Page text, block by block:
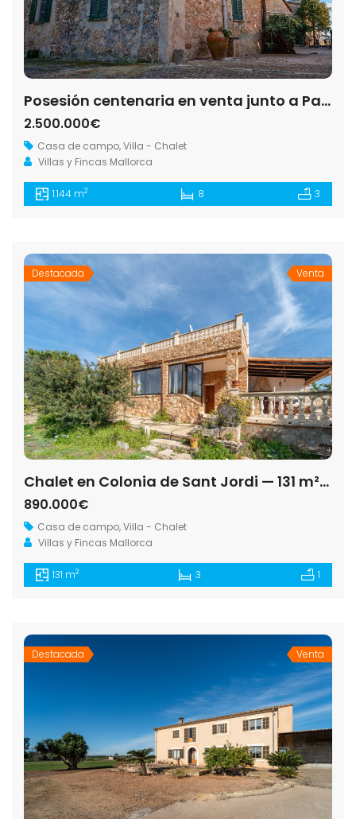
Posesión centenaria en venta junto a Palma — 1.144 m², 14 ha y 6 edificaciones históricas
2.500.000€
Casa de campo,Villa - Chalet
Villas y Fincas Mallorca
1.144 m2 8 3
Destacada Venta
Chalet en Colonia de Sant Jordi — 131 m², 14.500 m², cerca de Es Trenc y Ses Salines
890.000€
Casa de campo,Villa - Chalet
Villas y Fincas Mallorca
131 m2 3 1
Destacada Venta